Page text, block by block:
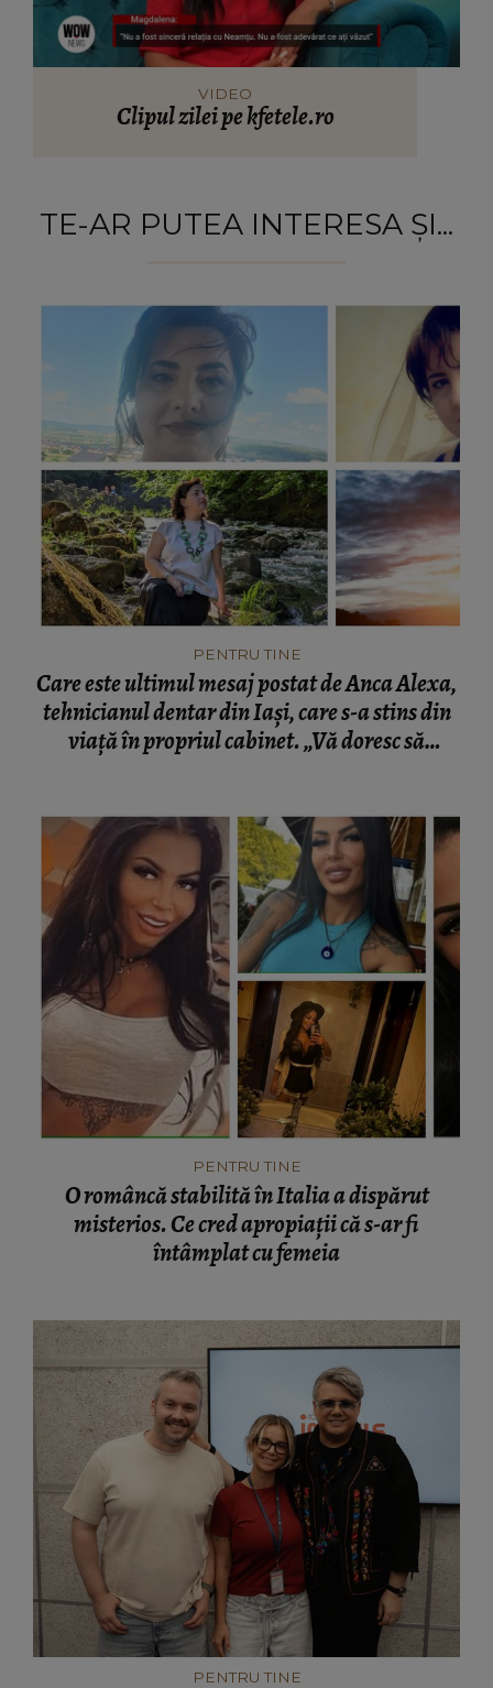
VIDEO
Clipul zilei pe kfetele.ro
TE-AR PUTEA INTERESA ȘI...
PENTRU TINE
Care este ultimul mesaj postat de Anca Alexa,
tehnicianul dentar din Iași, care s-a stins din
viață în propriul cabinet. „Vă doresc să
PENTRU TINE
O româncă stabilită în Italia a dispărut
misterios. Ce cred apropiații că s-ar fi
întâmplat cu femeia
PENTRU TINE